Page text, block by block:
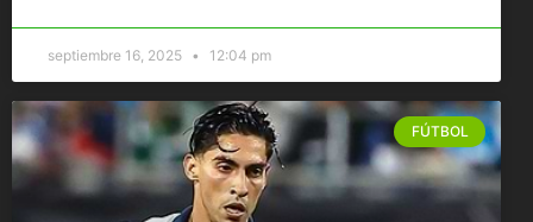
septiembre 16, 2025 12:04 pm
FÚTBOL